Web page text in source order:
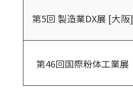
第5回 製造業DX展 [大阪]
第46回国際粉体工業展